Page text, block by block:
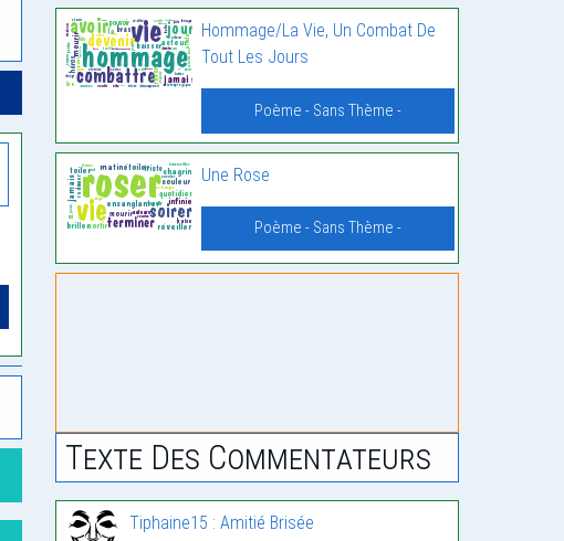
Hommage/La Vie, Un Combat De
Tout Les Jours
Poème - Sans Thème -
Une Rose
Poème - Sans Thème -
Texte Des Commentateurs
Tiphaine15 : Amitié Brisée